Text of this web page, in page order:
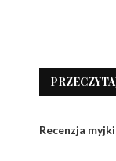
Recenzja